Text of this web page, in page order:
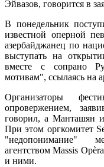
Эйвазов, говорится в
В понедельник
известной оперной
азербайджанец по
выступать на
вместе с сопрано
мотивам", ссылаясь на
Организаторы
опровержением,
говорил, а Манташян
При этом оргкомитет
"недопонимание"
агентством Massis
и ними.